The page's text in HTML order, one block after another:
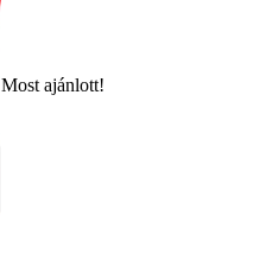
Most ajánlott!